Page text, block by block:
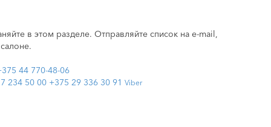
в этом разделе. Отправляйте список на e-mail,
44 770-48-06
234 50 00 +375 29 336 30 91 Viber